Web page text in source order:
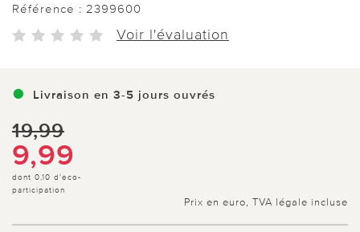
Référence : 2399600
Voir l'évaluation
Livraison en 3-5 jours ouvrés
19,99
9,99
dont 0,10 d'eco-
participation
Prix en euro, TVA légale incluse